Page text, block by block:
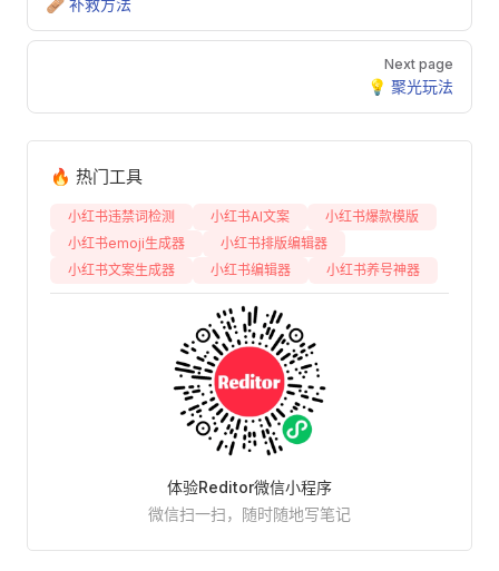
🩹 补救方法
Next page
💡 聚光玩法
🔥 热门工具
小红书违禁词检测 小红书AI文案
小红书爆款模版
小红书emoji生成器
小红书排版编辑器
小红书文案生成器
小红书编辑器 小红书养号神器
体验Reditor微信小程序
微信扫一扫，随时随地写笔记